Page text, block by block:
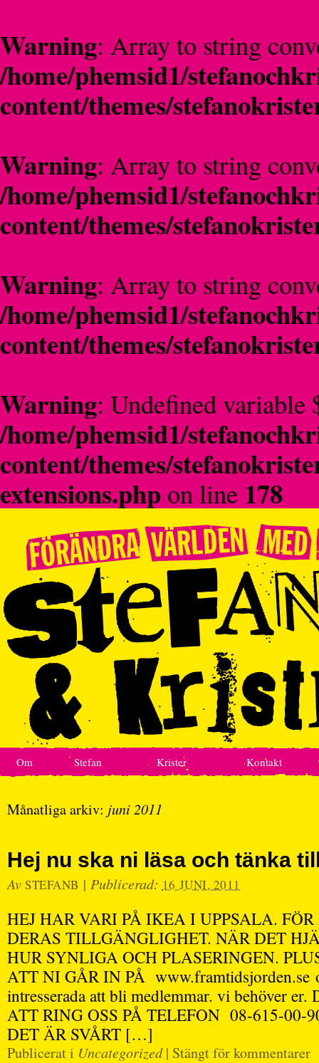
Warning: Array to string
/home/phemsid1/
content/themes/
Warning: Array to string
/home/phemsid1/
content/themes/
Warning: Array to string
/home/phemsid1/
content/themes/
Warning: Undefined variable
/home/phemsid1/
content/themes/
extensions.php on line 178
Om Stefan Krister Kontakt
Månatliga arkiv: juni 2011
Hej nu ska ni läsa och tänka
Av STEFANB | Publicerad: 16 JUNI, 2011
HEJ HAR VARI PÅ IKEA I UPPSALA.
DERAS TILLGÄNGLIGHET. NÄR DET
HUR SYNLIGA OCH PLASERINGEN.
ATT NI GÅR IN PÅ www.framtidsjorden.se
intresserada att bli medlemmar. vi behöver
ATT RING OSS PÅ TELEFON 08-615-00-
DET ÄR SVÅRT […]
Publicerat i Uncategorized | Stängt för kommentarer